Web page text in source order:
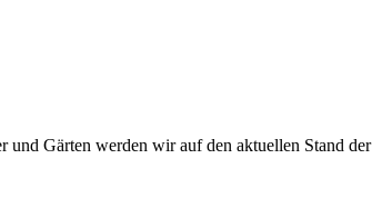
und Gärten werden wir auf den aktuellen Stand der